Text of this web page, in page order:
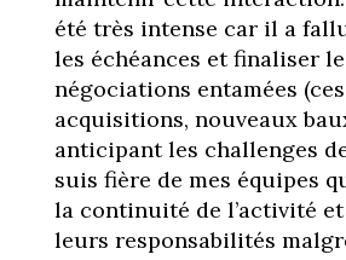
été très intense car il a
les échéances et finaliser
négociations entamées
acquisitions, nouveaux
anticipant les challenges
suis fière de mes équipes
la continuité de l’activité
leurs responsabilités